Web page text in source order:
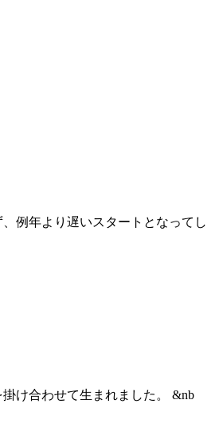
例年より遅いスタートとなってし
け合わせて生まれました。 &nb